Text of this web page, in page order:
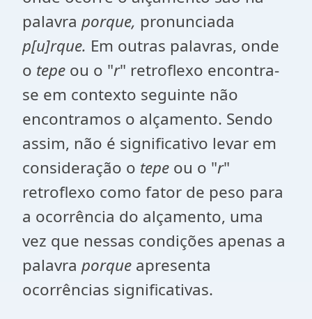
palavra porque, pronunciada
p[u]rque. Em outras palavras, onde
o tepe ou o "r" retroflexo encontra-
se em contexto seguinte não
encontramos o alçamento. Sendo
assim, não é significativo levar em
consideração o tepe ou o "r"
retroflexo como fator de peso para
a ocorrência do alçamento, uma
vez que nessas condições apenas a
palavra porque apresenta
ocorrências significativas.